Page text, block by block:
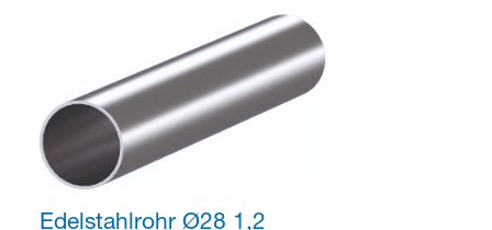
Edelstahlrohr Ø28 1,2